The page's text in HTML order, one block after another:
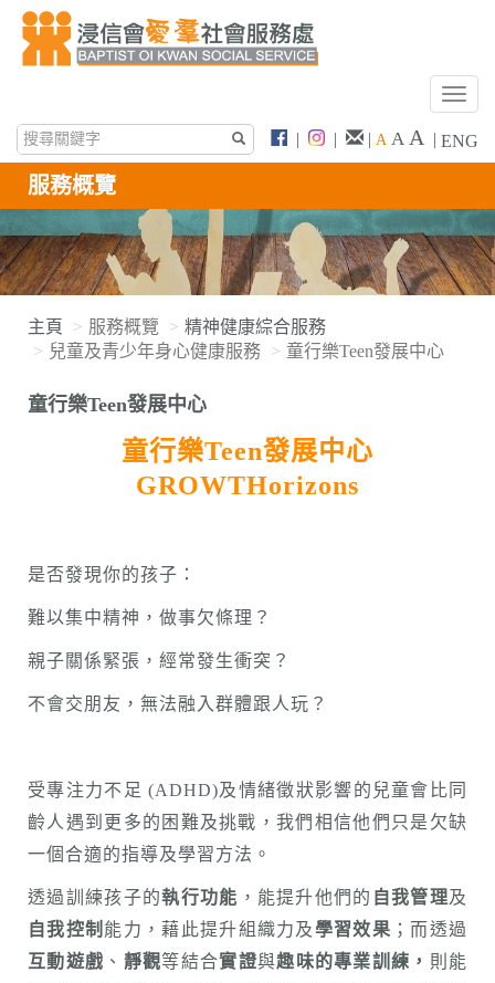
T
g
n
a
v
| | | A A A | ENG
服務概覽
主頁 服務概覽
精神健康綜合服務
兒童及青少年身心健康服務
童行樂Teen發展中心
童行樂Teen發展中心
童行樂Teen發展中心
GROWTHorizons
是否發現你的孩子：
難以集中精神，做事欠條理？
親子關係緊張，經常發生衝突？
不會交朋友，無法融入群體跟人玩？
受專注力不足 (ADHD)及情緒徵狀影響的兒童會比同
齡人遇到更多的困難及挑戰，我們相信他們只是欠缺
一個合適的指導及學習方法。
透過訓練孩子的執行功能 ，能提升他們的 自我管理及
自我控制 能力，藉此提升組織力及學習效果 ；而透過
互動遊戲 、 靜觀等結合實證與趣味的專業訓練， 則能